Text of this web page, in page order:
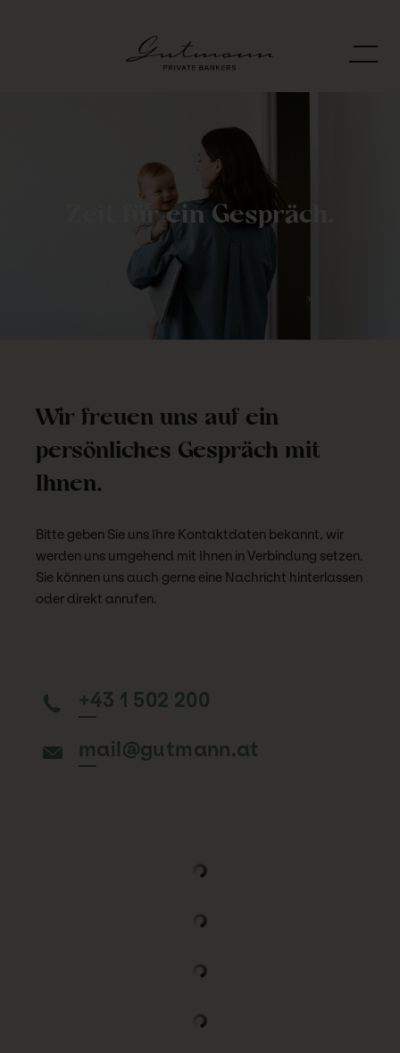
Zeit für ein Gespräch.
Wir freuen uns auf ein
persönliches Gespräch mit
Ihnen.
Bitte geben Sie uns Ihre Kontaktdaten bekannt, wir
werden uns umgehend mit Ihnen in Verbindung setzen.
Sie können uns auch gerne eine Nachricht hinterlassen
oder direkt anrufen.
+43 1 502 200
mail@gutmann.at